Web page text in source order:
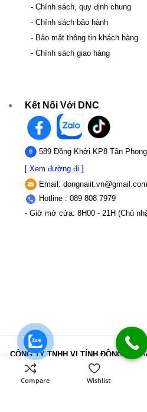
- Chính sách, quy định chung
- Chính sách bảo hành
- Bảo mật thông tin khách hàng
- Chính sách giao hàng
Kết Nối Với DNC
589 Đồng Khởi KP8 Tân
[ Xem đường đi ]
Email: dongnaiit.vn@gmail.com
Hotline : 089 808 7979
- Giờ mở cửa: 8H00 - 21H (Chủ
CÔNG TY TNHH VI TÍNH ĐỒNG NAI
589,Đồng Khởi, KP8, P.Tân Triều, Tỉnh
Đồng Nai
MST: 3603507123 Sở Kế
hoạch và Đầu tư Tỉnh Đồng Nai cấp ngày
Compare Wishlist